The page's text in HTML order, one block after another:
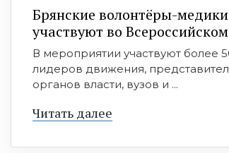
Брянские волонтёры-медики
участвуют во
В мероприятии участвуют более
лидеров движения,
органов власти, вузов и ...
Читать далее